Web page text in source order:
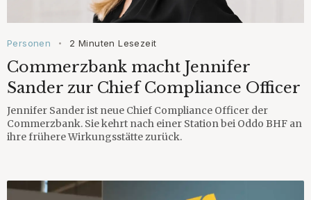
Personen • 2 Minuten Lesezeit
Commerzbank macht Jennifer
Sander zur Chief Compliance Officer
Jennifer Sander ist neue Chief Compliance Officer der
Commerzbank. Sie kehrt nach einer Station bei Oddo BHF an
ihre frühere Wirkungsstätte zurück.